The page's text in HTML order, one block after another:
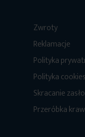
Zwroty
Reklamacje
Polityka
Polityka cookies
Skracanie
Przeróbka